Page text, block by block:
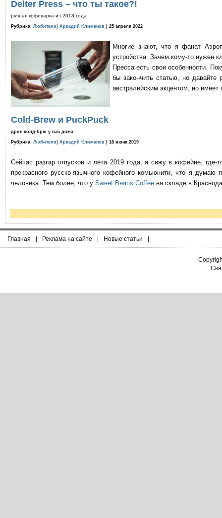
Delter Press – что ты такое?!
ручная кофеварка из 2018 года
Рубрика: Любители Аркадий Климанов | 25 апреля 2022
Многие знают, что я фанат
устройства. Зачем кому-то нужен
Пресса есть свои особенности.
бы закончить статью, но давайте
австралийским акцентом, но имеет
Cold-Brew и PuckPuck
дрип колд-брю у вас дома
Рубрика: Любители Аркадий Климанов | 18 июня 2019
Сейчас разгар отпусков и лета 2019 года, я сижу в кофейне,
прекрасного русско-язычного кофейного комьюнити, что я
человека. Тем более, что у Sweet Beans Coffee на складе в
Главная | Реклама на сайте | Новые статьи |